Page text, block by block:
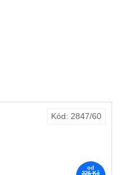
od
226 Kč
Kód: 2847/60